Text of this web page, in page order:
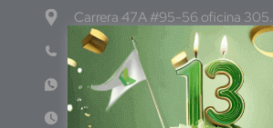
Carrera 47A #95-56 oficina 305.
Teléfono: (601) 757 0706
WhatsApp: +57 317 465 1554
Lun - Vie 8:00am - 5:00pm